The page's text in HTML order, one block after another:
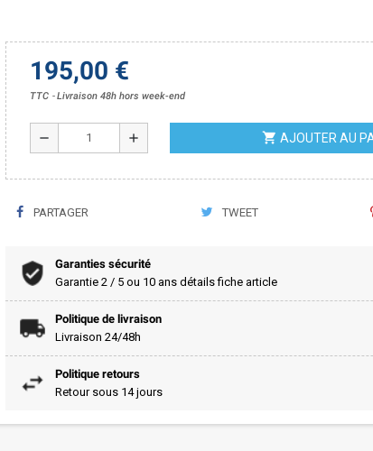
195,00 €
TTC Livraison 48h hors week-end
remove add shopping_cart AJOUTER AU
PARTAGER TWEET
Garanties sécurité
Garantie 2 / 5 ou 10 ans détails fiche article
Politique de livraison
Livraison 24/48h
Politique retours
Retour sous 14 jours